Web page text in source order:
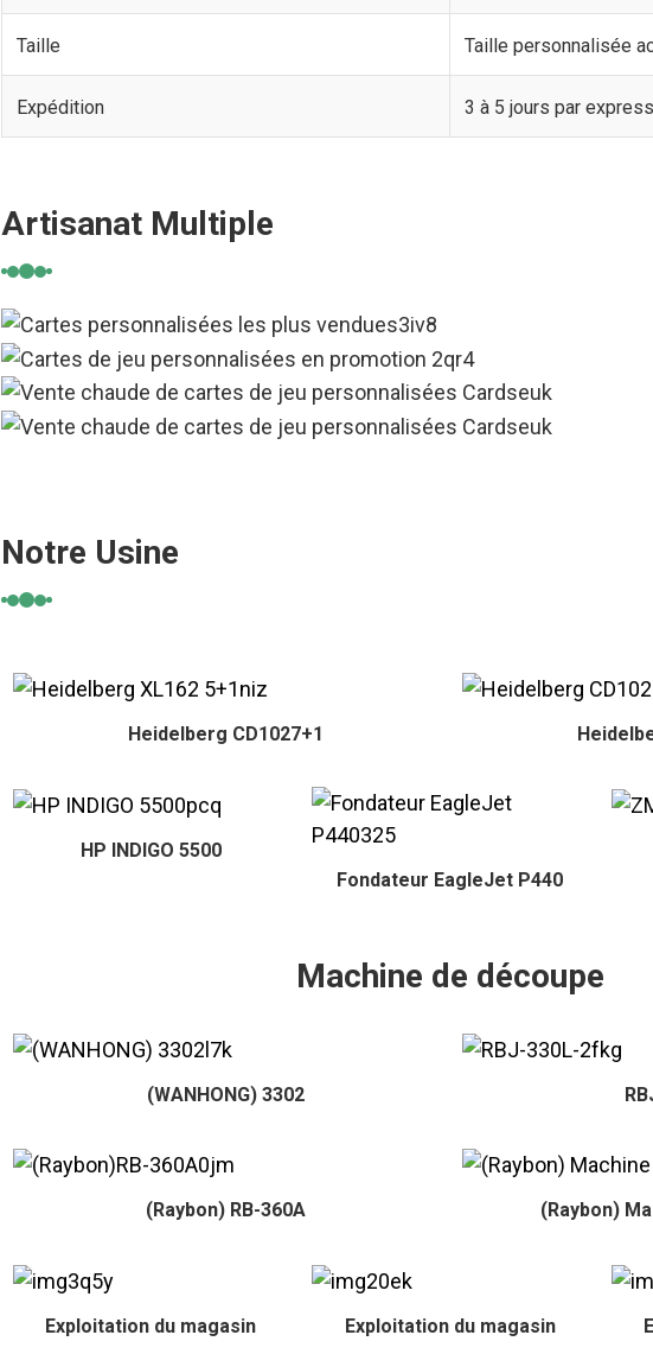
Taille Taille personnalisée
Expédition 3 à 5 jours par
Artisanat Multiple
Notre Usine
Heidelberg CD1027+1
HP INDIGO 5500
Fondateur EagleJet P440
Machine de découpe
(WANHONG) 3302
(Raybon) RB-360A (Raybon)
Exploitation du magasin Exploitation du magasin